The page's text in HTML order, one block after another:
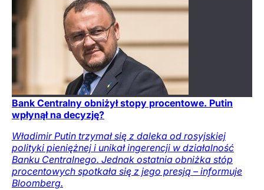
Bank Centralny obniżył stopy procentowe. Putin
wpłynął na decyzję?
Władimir Putin trzymał się z daleka od rosyjskiej
polityki pieniężnej i unikał ingerencji w działalność
Banku Centralnego. Jednak ostatnia obniżka stóp
procentowych spotkała się z jego presją – informuje
Bloomberg.